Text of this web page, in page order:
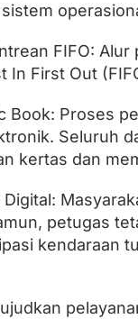
FIFO:
In First Out
Book: Proses
Seluruh
kertas dan
Digital:
petugas
kendaraan